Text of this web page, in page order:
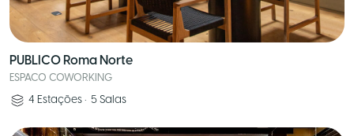
PUBLICO Roma Norte
ESPACO COWORKING
4 Estações • 5 Salas